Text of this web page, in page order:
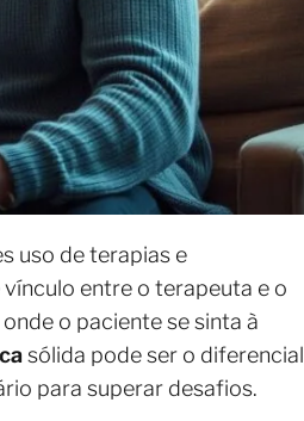
uso de terapias e
entre o terapeuta e o
o paciente se sinta à
sólida pode ser o diferencial
para superar desafios.